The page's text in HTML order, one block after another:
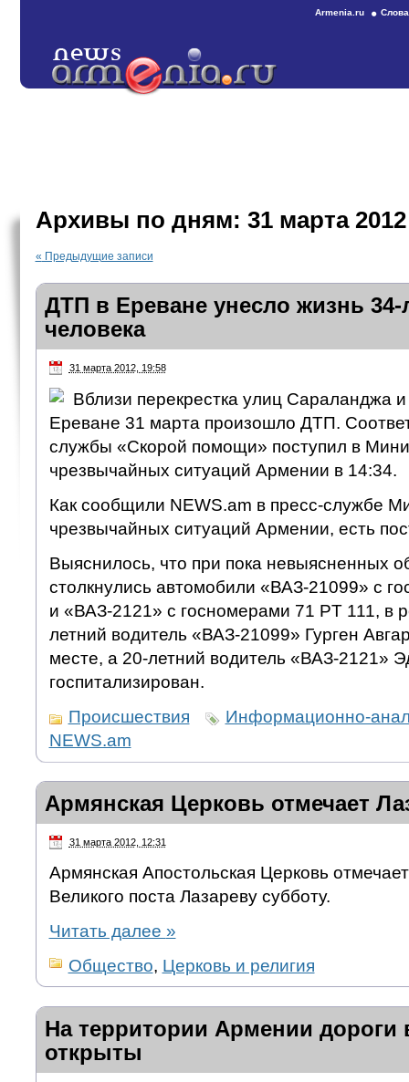
Armenia.ru
Архивы по дням: 31 марта 2012
« Предыдущие записи
ДТП в Ереване унесло жизнь 34-
человека
31 марта 2012, 19:58
Вблизи перекрестка улиц Сараланджа
Ереване 31 марта произошло ДТП.
службы «Скорой помощи» поступил в
чрезвычайных ситуаций Армении в 14:34.
Как сообщили NEWS.am в пресс-службе
чрезвычайных ситуаций Армении, есть
Выяснилось, что при пока невыясненных
столкнулись автомобили «ВАЗ-21099» с
и «ВАЗ-2121» с госномерами 71 PT 111, в
летний водитель «ВАЗ-21099» Гурген
месте, а 20-летний водитель «ВАЗ-2121»
госпитализирован.
Происшествия
Информационно-
NEWS.am
Армянская Церковь отмечает
31 марта 2012, 12:31
Армянская Апостольская Церковь
Великого поста Лазареву субботу.
Читать далее »
Общество, Церковь и религия
На территории Армении дороги
открыты